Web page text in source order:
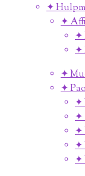
✦
✦
✦
✦
✦
✦
✦
✦
✦
✦
✦